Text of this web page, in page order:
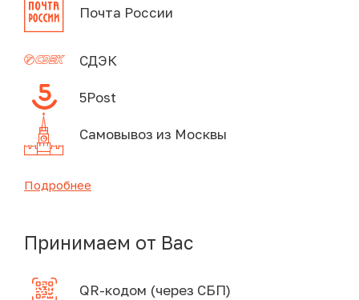
Почта России
СДЭК
5Post
Самовывоз из Москвы
Подробнее
Принимаем от Вас
QR-кодом (через СБП)